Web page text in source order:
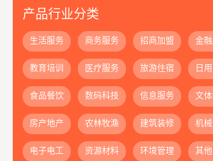
产品行业分类
生活服务 商务服务 招商加盟 金
教育培训 医疗服务 旅游住宿 日
食品餐饮 数码科技 信息服务 文
房产地产 农林牧渔 建筑装修 机
电子电工 资源材料 环境管理 其他